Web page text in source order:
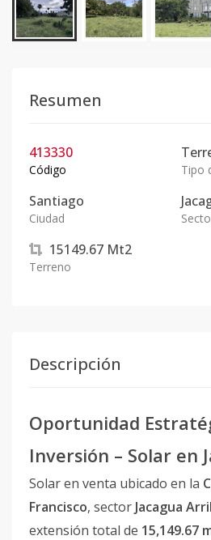
Resumen
413330
Código Tipo
Santiago
Ciudad
15149.67 Mt2
Terreno
Descripción
Oportunidad
Inversión – Solar en
Solar en venta ubicado en la
Francisco, sector Jacagua
extensión total de 15,149.67